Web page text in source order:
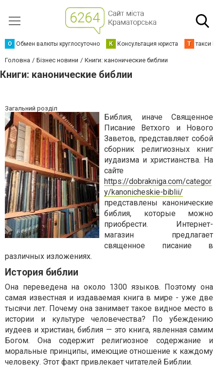
О Обмен валюты круглосуточно К Консультация юриста Т такси
Головна Бізнес новини Книги: канонические библии
Книги: канонические библии
Загальний розділ
Библия, иначе Священное
Писание Ветхого и Нового
Заветов, представляет собой
сборник религиозных книг
иудаизма и христианства. На
сайте
https://dobrakniga.com/categor
y/kanonicheskie-biblii/
представлены канонические
библия, которые можно
приобрести. Интернет-
магазин предлагает
священное писание в
различных изложениях.
История библии
Она переведена на около 1300 языков. Поэтому она
самая известная и издаваемая книга в мире - уже две
тысячи лет. Почему она занимает такое видное место в
истории и культуре человечества? По убеждению
иудеев и христиан, библия — это книга, явленная самим
Богом. Она содержит религиозное содержание и
моральные принципы, имеющие отношение к каждому
человеку. Этот факт привлекает читателей Библии.